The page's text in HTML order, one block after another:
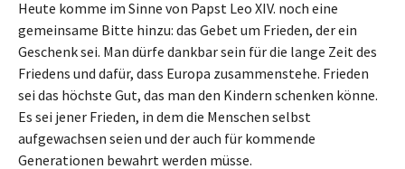
Heute komme im Sinne von Papst Leo XIV. noch eine
gemeinsame Bitte hinzu: das Gebet um Frieden, der ein
Geschenk sei. Man dürfe dankbar sein für die lange Zeit des
Friedens und dafür, dass Europa zusammenstehe. Frieden
sei das höchste Gut, das man den Kindern schenken könne.
Es sei jener Frieden, in dem die Menschen selbst
aufgewachsen seien und der auch für kommende
Generationen bewahrt werden müsse.